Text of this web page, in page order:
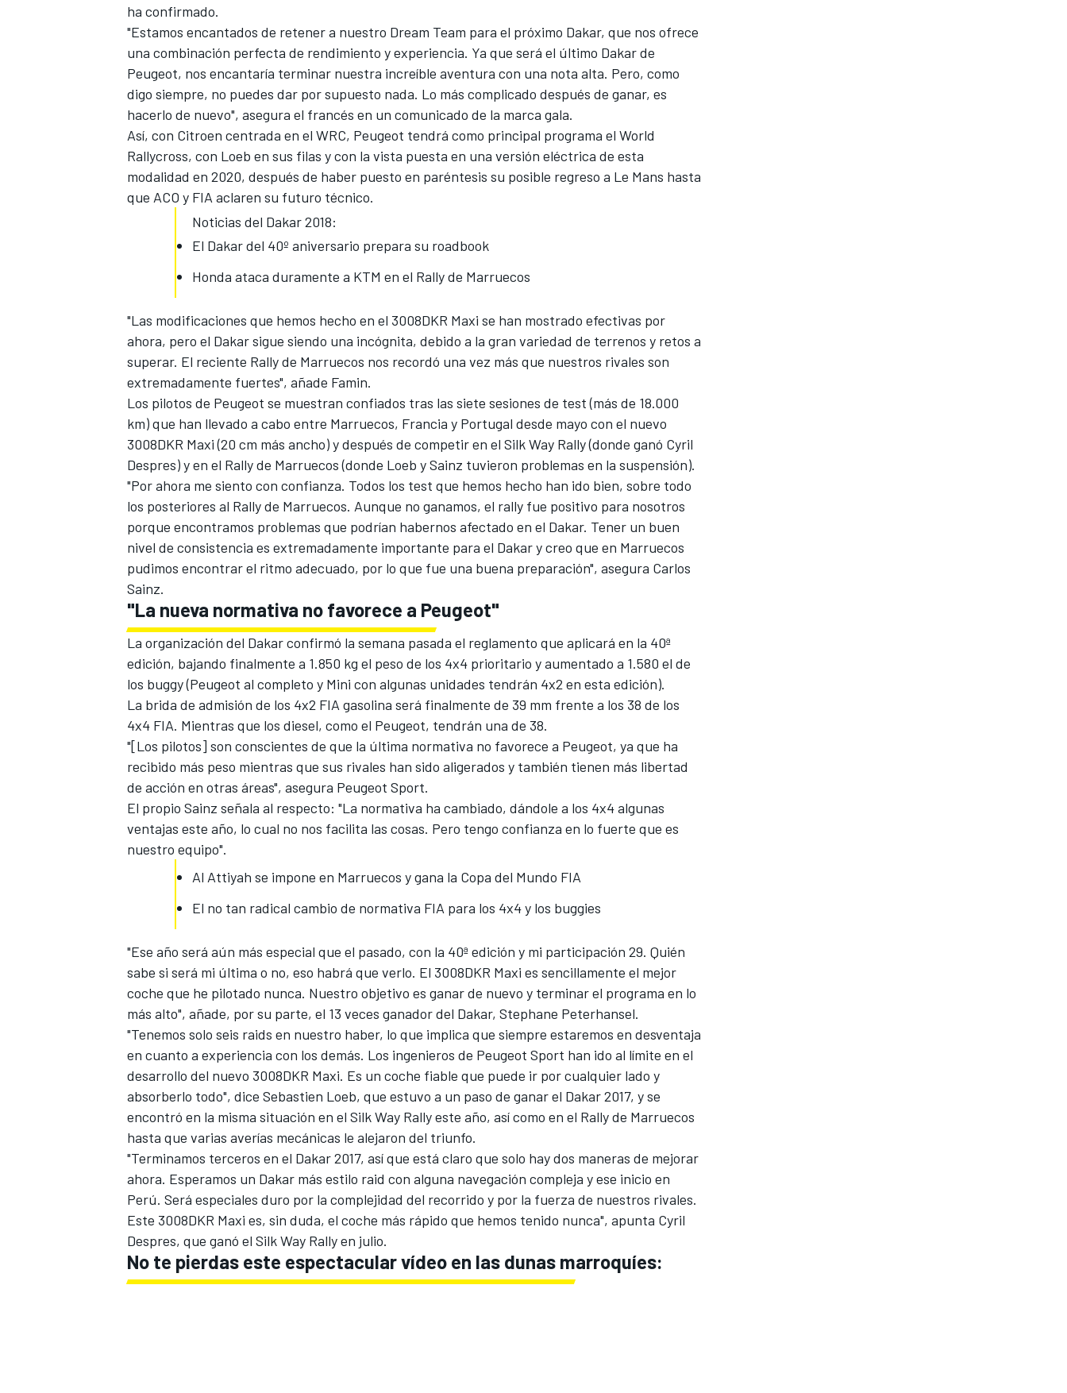
MÁS CATEGORÍAS
ha confirmado.
"Estamos encantados de retener a nuestro Dream Team para el próximo Dakar, que nos ofrece
una combinación perfecta de rendimiento y experiencia. Ya que será el último Dakar de
Peugeot, nos encantaría terminar nuestra increíble aventura con una nota alta. Pero, como
digo siempre, no puedes dar por supuesto nada. Lo más complicado después de ganar, es
hacerlo de nuevo", asegura el francés en un comunicado de la marca gala.
Así, con Citroen centrada en el WRC, Peugeot tendrá como principal programa el World
Rallycross, con Loeb en sus filas y con la vista puesta en una versión eléctrica de esta
modalidad en 2020, después de haber puesto en paréntesis su posible regreso a Le Mans hasta
que ACO y FIA aclaren su futuro técnico.
Noticias del Dakar 2018:
El Dakar del 40º aniversario prepara su roadbook
Honda ataca duramente a KTM en el Rally de Marruecos
"Las modificaciones que hemos hecho en el 3008DKR Maxi se han mostrado efectivas por
ahora, pero el Dakar sigue siendo una incógnita, debido a la gran variedad de terrenos y retos a
superar. El reciente Rally de Marruecos nos recordó una vez más que nuestros rivales son
extremadamente fuertes", añade Famin.
Los pilotos de Peugeot se muestran confiados tras las siete sesiones de test (más de 18.000
km) que han llevado a cabo entre Marruecos, Francia y Portugal desde mayo con el nuevo
3008DKR Maxi (20 cm más ancho) y después de competir en el Silk Way Rally (donde ganó Cyril
Despres) y en el Rally de Marruecos (donde Loeb y Sainz tuvieron problemas en la suspensión).
"Por ahora me siento con confianza. Todos los test que hemos hecho han ido bien, sobre todo
los posteriores al Rally de Marruecos. Aunque no ganamos, el rally fue positivo para nosotros
porque encontramos problemas que podrían habernos afectado en el Dakar. Tener un buen
nivel de consistencia es extremadamente importante para el Dakar y creo que en Marruecos
pudimos encontrar el ritmo adecuado, por lo que fue una buena preparación", asegura Carlos
Sainz.
"La nueva normativa no favorece a Peugeot"
La organización del Dakar confirmó la semana pasada el reglamento que aplicará en la 40ª
edición, bajando finalmente a 1.850 kg el peso de los 4x4 prioritario y aumentado a 1.580 el de
los buggy (Peugeot al completo y Mini con algunas unidades tendrán 4x2 en esta edición).
La brida de admisión de los 4x2 FIA gasolina será finalmente de 39 mm frente a los 38 de los
4x4 FIA. Mientras que los diesel, como el Peugeot, tendrán una de 38.
"[Los pilotos] son conscientes de que la última normativa no favorece a Peugeot, ya que ha
recibido más peso mientras que sus rivales han sido aligerados y también tienen más libertad
de acción en otras áreas", asegura Peugeot Sport.
El propio Sainz señala al respecto: "La normativa ha cambiado, dándole a los 4x4 algunas
ventajas este año, lo cual no nos facilita las cosas. Pero tengo confianza en lo fuerte que es
nuestro equipo".
Al Attiyah se impone en Marruecos y gana la Copa del Mundo FIA
El no tan radical cambio de normativa FIA para los 4x4 y los buggies
"Ese año será aún más especial que el pasado, con la 40ª edición y mi participación 29. Quién
sabe si será mi última o no, eso habrá que verlo. El 3008DKR Maxi es sencillamente el mejor
coche que he pilotado nunca. Nuestro objetivo es ganar de nuevo y terminar el programa en lo
más alto", añade, por su parte, el 13 veces ganador del Dakar, Stephane Peterhansel.
"Tenemos solo seis raids en nuestro haber, lo que implica que siempre estaremos en desventaja
en cuanto a experiencia con los demás. Los ingenieros de Peugeot Sport han ido al límite en el
desarrollo del nuevo 3008DKR Maxi. Es un coche fiable que puede ir por cualquier lado y
absorberlo todo", dice Sebastien Loeb, que estuvo a un paso de ganar el Dakar 2017, y se
encontró en la misma situación en el Silk Way Rallyeste año, así como en el Rally de Marruecos
hasta que varias averías mecánicas le alejaron del triunfo.
"Terminamos terceros en el Dakar 2017, así que está claro que solo hay dos maneras de mejorar
ahora. Esperamos un Dakar más estilo raid con alguna navegación compleja y ese inicio en
Perú. Será especiales duro por la complejidad del recorrido y por la fuerza de nuestros rivales.
Este 3008DKR Maxi es, sin duda, el coche más rápido que hemos tenido nunca", apunta Cyril
Despres, que ganó el Silk Way Rallyen julio.
No te pierdas este espectacular vídeo en las dunas marroquíes: